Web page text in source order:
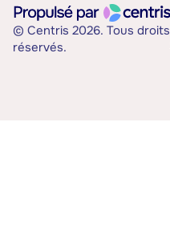
© Centris 2026. Tous droits
réservés.